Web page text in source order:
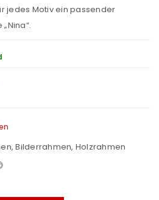
jedes Motiv ein passender
,Bilderrahmen, Holzrahmen